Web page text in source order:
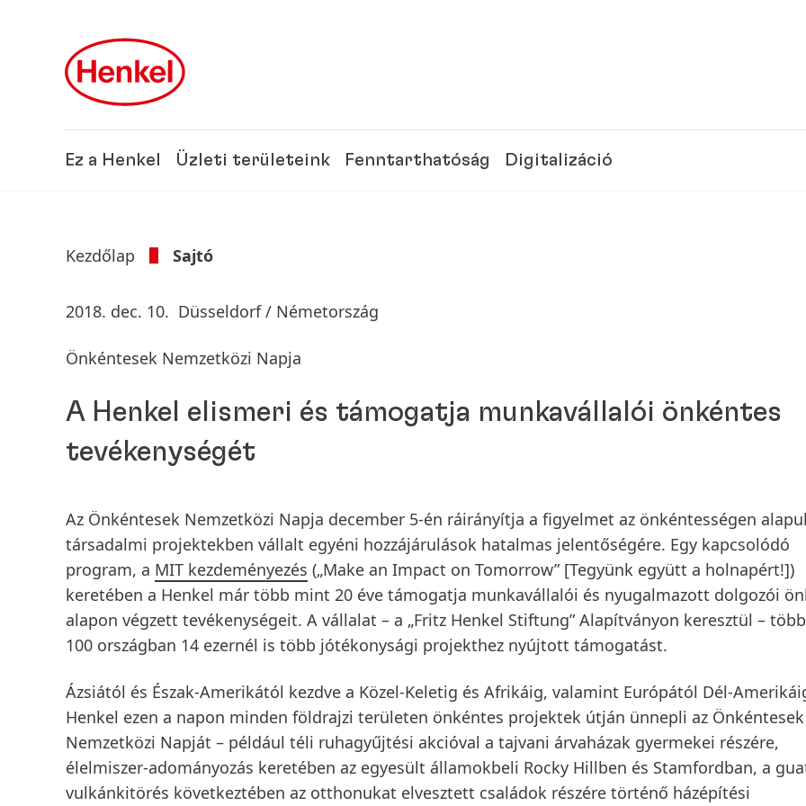
Ez a Henkel Üzleti területeink Fenntarthatóság Digitalizáció
Kezdőlap Sajtó
2018. dec. 10. Düsseldorf / Németország
Önkéntesek Nemzetközi Napja
A Henkel elismeri és támogatja munkavállalói önkéntes
tevékenységét
Az Önkéntesek Nemzetközi Napja december 5-én ráirányítja a figyelmet az önkéntességen
társadalmi projektekben vállalt egyéni hozzájárulások hatalmas jelentőségére. Egy kapcsolódó
program, a MIT kezdeményezés („Make an Impact on Tomorrow” [Tegyünk együtt a holnapért!])
keretében a Henkel már több mint 20 éve támogatja munkavállalói és nyugalmazott dolgozói
alapon végzett tevékenységeit. A vállalat – a „Fritz Henkel Stiftung” Alapítványon keresztül –
100 országban 14 ezernél is több jótékonysági projekthez nyújtott támogatást.
Ázsiától és Észak-Amerikától kezdve a Közel-Keletig és Afrikáig, valamint Európától Dél-
Henkel ezen a napon minden földrajzi területen önkéntes projektek útján ünnepli az Önkéntesek
Nemzetközi Napját – például téli ruhagyűjtési akcióval a tajvani árvaházak gyermekei részére,
élelmiszer-adományozás keretében az egyesült államokbeli Rocky Hillben és Stamfordban, a
vulkánkitörés következtében az otthonukat elvesztett családok részére történő házépítési